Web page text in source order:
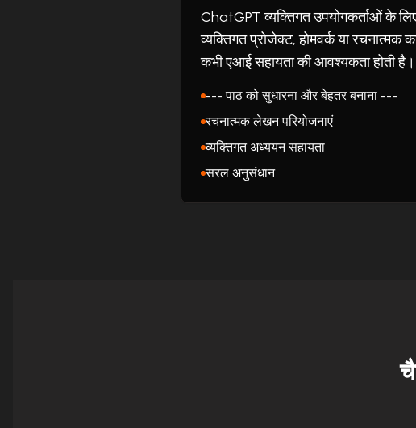
ChatGPT व्यक्तिगत उपयोगकर्ताओं के
व्यक्तिगत प्रोजेक्ट, होमवर्क या रचनात्मक
कभी एआई सहायता की आवश्यकता होती है।
--- पाठ को सुधारना और बेहतर बनाना ---
रचनात्मक लेखन परियोजनाएं
व्यक्तिगत अध्ययन सहायता
सरल अनुसंधान